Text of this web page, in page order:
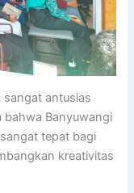
antusias
bahwa Banyuwangi
tepat bagi
kreativitas